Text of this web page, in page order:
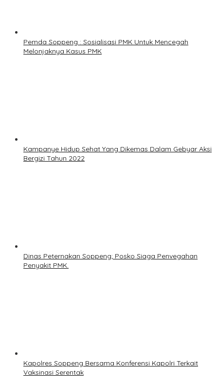
Pemda Soppeng : Sosialisasi PMK Untuk Mencegah
Melonjaknya Kasus PMK
Kampanye Hidup Sehat Yang Dikemas Dalam Gebyar Aksi
Bergizi Tahun 2022
Dinas Peternakan Soppeng; Posko Siaga Penvegahan
Penyakit PMK.
Kapolres Soppeng Bersama Konferensi Kapolri Terkait
Vaksinasi Serentak